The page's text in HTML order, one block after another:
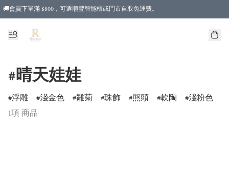
🚚會員下單滿 $800，可選順豐智能櫃或門市自取免運費。
#晴天娃娃
浮雕 淺金色 雛菊 珠飾 熊頭 軟陶 淺粉色
1項 商品